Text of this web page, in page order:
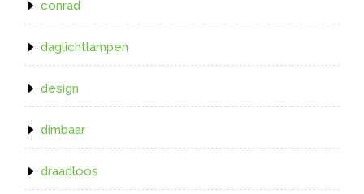
conrad
daglichtlampen
design
dimbaar
draadloos